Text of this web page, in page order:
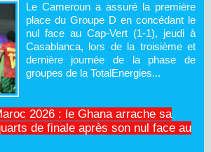
Le Cameroun a assuré la première
place du Groupe D en concédant le
nul face au Cap-Vert (1-1), jeudi à
Casablanca, lors de la troisième et
dernière journée de la phase de
groupes de la TotalEnergies...
2026 : le Ghana arrache sa
de finale après son nul face au